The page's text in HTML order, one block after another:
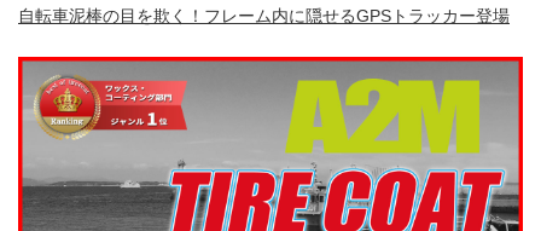
自転車泥棒の目を欺く！フレーム内に隠せるGPSトラッカー登場